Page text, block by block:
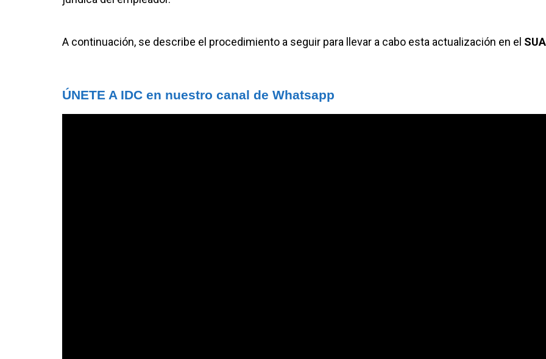
A continuación, se describe el procedimiento a seguir para llevar a cabo esta actualización en el SUA
ÚNETE A IDC en nuestro canal de Whatsapp